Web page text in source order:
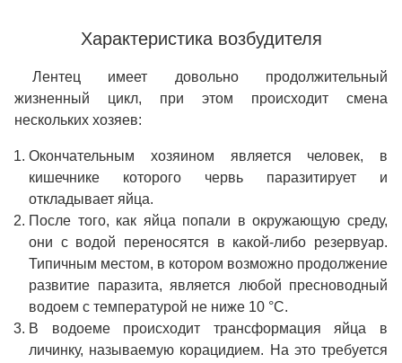
Характеристика возбудителя
Лентец имеет довольно продолжительный
жизненный цикл, при этом происходит смена
нескольких хозяев:
Окончательным хозяином является человек, в
кишечнике которого червь паразитирует и
откладывает яйца.
После того, как яйца попали в окружающую среду,
они с водой переносятся в какой-либо резервуар.
Типичным местом, в котором возможно продолжение
развитие паразита, является любой пресноводный
водоем с температурой не ниже 10 °C.
В водоеме происходит трансформация яйца в
личинку, называемую корацидием. На это требуется